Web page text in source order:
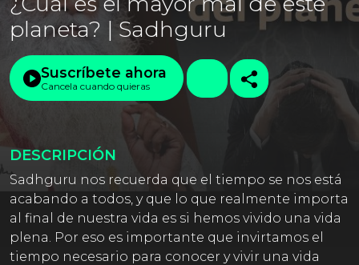
planeta? | Sadhguru
Suscríbete ahora
Cancela cuando quieras
DESCRIPCIÓN
Sadhguru nos recuerda que el tiempo se nos está
acabando a todos, y que lo que realmente importa
al final de nuestra vida es si hemos vivido una vida
plena. Por eso es importante que invirtamos el
tiempo necesario para conocer y vivir una vida